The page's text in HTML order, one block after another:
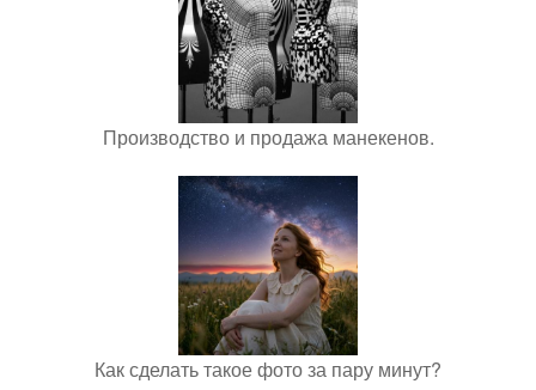
Производство и продажа манекенов.
Как сделать такое фото за пару минут?